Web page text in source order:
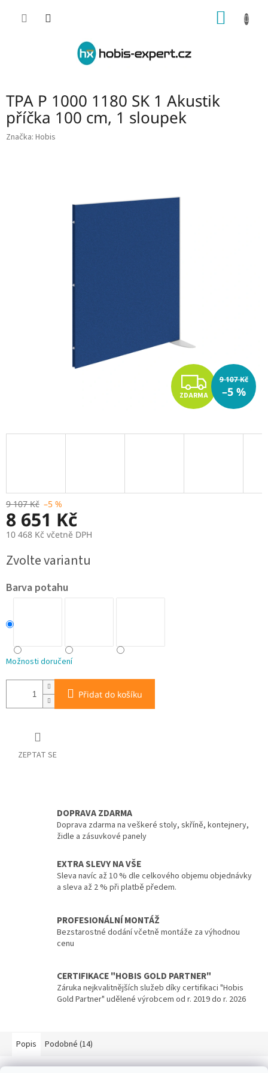
TPA P 1000 1180 SK 1 Akustik
příčka 100 cm, 1 sloupek
Značka: Hobis
Z
D
A
ZDARMA
9 107 Kč
–5 %
9 107 Kč –5 %
8 651 Kč
10 468 Kč včetně DPH
cena:
Zvolte variantu
Barva potahu
Možnosti doručení
Přidat do košíku
ZEPTAT SE
DOPRAVA ZDARMA
Doprava zdarma na veškeré stoly, skříně, kontejnery,
židle a zásuvkové panely
EXTRA SLEVY NA VŠE
Sleva navíc až 10 % dle celkového objemu objednávky
a sleva až 2 % při platbě předem.
PROFESIONÁLNÍ MONTÁŽ
Bezstarostné dodání včetně montáže za výhodnou
cenu
CERTIFIKACE "HOBIS GOLD PARTNER"
Záruka nejkvalitnějších služeb díky certifikaci "Hobis
Gold Partner" udělené výrobcem od r. 2019 do r. 2026
Popis Podobné (14)